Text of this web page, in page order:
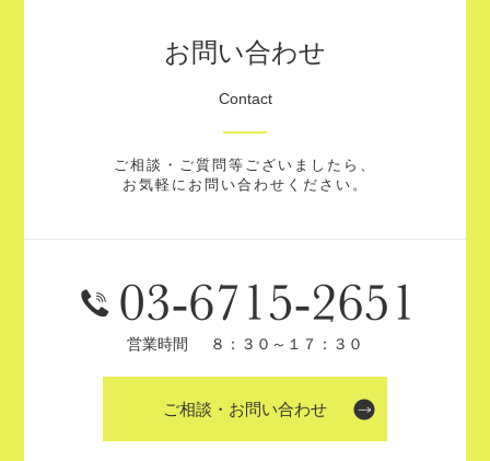
お問い合わせ
Contact
ご相談・ご質問等ございましたら、
お気軽にお問い合わせください。
営業時間 ８：３０～１７：３０
ご相談・お問い合わせ